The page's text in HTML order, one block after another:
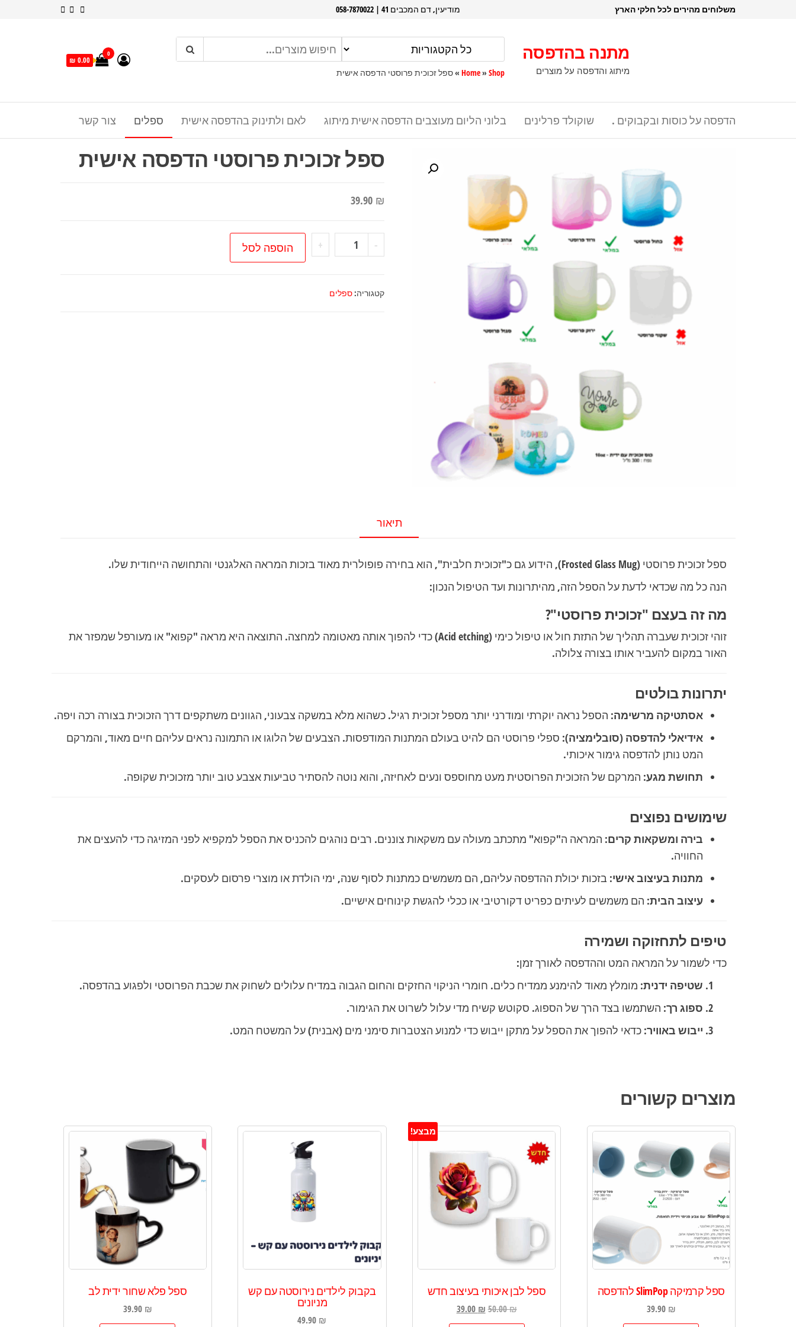
משלוחים מהירים לכל חלקי הארץ מודיעין, דם המכבים 41 | 058-7870022
מתנה בהדפסה
מיתוג והדפסה על מוצרים Home» Shop
»ספל זכוכית פרוסטי הדפסה אישית
0
0.00 ₪
צור קשר ספלים לאם ולתינוק בהדפסה אישית בלוני הליום מעוצבים הדפסה אישית מיתוג שוקולד פרלינים הדפסה על כוסות ובקבוקים .
ספל זכוכית פרוסטי הדפסה אישית
39.90 ₪
-
כמות
של
זכוכית
+ הוספה לסל
קטגוריה:ספלים
תיאור
ספל זכוכית פרוסטי (Frosted Glass Mug), הידוע גם כ"זכוכית חלבית", הוא בחירה פופולרית מאוד בזכות המראה האלגנטי והתחושה הייחודית שלו.
הנה כל מה שכדאי לדעת על הספל הזה, מהיתרונות ועד הטיפול הנכון:
מה זה בעצם "זכוכית פרוסטי"?
זוהי זכוכית שעברה תהליך של התזת חול או טיפול כימי (Acid etching) כדי להפוך אותה מאטומה למחצה. התוצאה היא מראה "קפוא" או מעורפל שמפזר את
האור במקום להעביר אותו בצורה צלולה.
יתרונות בולטים
אסתטיקה מרשימה: הספל נראה יוקרתי ומודרני יותר מספל זכוכית רגיל. כשהוא מלא במשקה צבעוני, הגוונים משתקפים דרך הזכוכית בצורה רכה ויפה.
אידיאלי להדפסה (סובלימציה): ספלי פרוסטי הם להיט בעולם המתנות המודפסות. הצבעים של הלוגו או התמונה נראים עליהם חיים מאוד, והמרקם
המט נותן להדפסה גימור איכותי.
תחושת מגע: המרקם של הזכוכית הפרוסטית מעט מחוספס ונעים לאחיזה, והוא נוטה להסתיר טביעות אצבע טוב יותר מזכוכית שקופה.
שימושים נפוצים
בירה ומשקאות קרים: המראה ה"קפוא" מתכתב מעולה עם משקאות צוננים. רבים נוהגים להכניס את הספל למקפיא לפני המזיגה כדי להעצים את
החוויה.
מתנות בעיצוב אישי: בזכות יכולת ההדפסה עליהם, הם משמשים כמתנות לסוף שנה, ימי הולדת או מוצרי פרסום לעסקים.
עיצוב הבית: הם משמשים לעיתים כפריט דקורטיבי או ככלי להגשת קינוחים אישיים.
טיפים לתחזוקה ושמירה
כדי לשמור על המראה המט וההדפסה לאורך זמן:
שטיפה ידנית: מומלץ מאוד להימנע ממדיח כלים. חומרי הניקוי החזקים והחום הגבוה במדיח עלולים לשחוק את שכבת הפרוסטי ולפגוע בהדפסה.
ספוג רך: השתמשו בצד הרך של הספוג. סקוטש קשיח מדי עלול לשרוט את הגימור.
ייבוש באוויר: כדאי להפוך את הספל על מתקן ייבוש כדי למנוע הצטברות סימני מים (אבנית) על המשטח המט.
מוצרים קשורים
ספל קרמיקה SlimPop להדפסה
39.90 ₪
מבצע!
ספל לבן איכותי בעיצוב חדש
50.00₪
המחיר
המקורי
39.00 ₪
המחיר
הנוכחי
בקבוק לילדים נירוסטה עם קש
מניונים
49.90 ₪
ספל פלא שחור ידית לב
39.90 ₪